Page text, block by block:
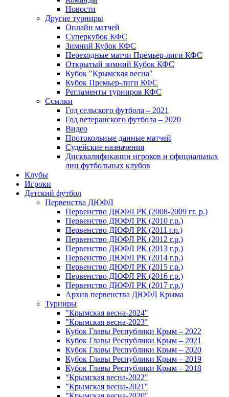
Новости
Другие турниры
Онлайн матчей
Суперкубок КФС
Зимний Кубок КФС
Переходные матчи Премьер-лиги КФС
Открытый зимний Кубок КФС
Кубок "Крымская весна"
Кубок Премьер-лиги КФС
Регламенты турниров КФС
Ссылки
Год сельского футбола – 2021
Год ветеранского футбола – 2020
Видео
Протокольные данные матчей
Судейские назначения
Дисквалификации игроков и официальных
лиц футбольных клубов
Клубы
Игроки
Детский футбол
Первенства ДЮФЛ
Первенство ДЮФЛ РК (2008-2009 гг. р.)
Первенство ДЮФЛ РК (2010 г.р.)
Первенство ДЮФЛ РК (2011 г.р.)
Первенство ДЮФЛ РК (2012 г.р.)
Первенство ДЮФЛ РК (2013 г.р.)
Первенство ДЮФЛ РК (2014 г.р.)
Первенство ДЮФЛ РК (2015 г.р.)
Первенство ДЮФЛ РК (2016 г.р.)
Первенство ДЮФЛ РК (2017 г.р.)
Архив первенства ДЮФЛ Крыма
Турниры
"Крымская весна-2024"
"Крымская весна-2023"
Кубок Главы Республики Крым – 2022
Кубок Главы Республики Крым – 2021
Кубок Главы Республики Крым – 2020
Кубок Главы Республики Крым – 2019
Кубок Главы Республики Крым – 2018
"Крымская весна-2022"
"Крымская весна-2021"